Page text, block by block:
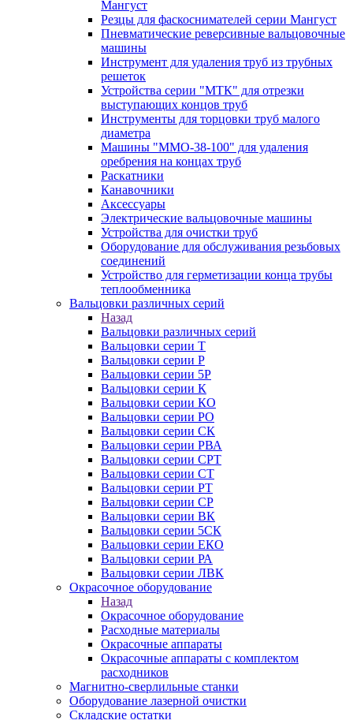
Мангуст
Резцы для фаскоснимателей серии Мангуст
Пневматические реверсивные вальцовочные
машины
Инструмент для удаления труб из трубных
решеток
Устройства серии "МТК" для отрезки
выступающих концов труб
Инструменты для торцовки труб малого
диаметра
Машины "ММО-38-100" для удаления
оребрения на концах труб
Раскатники
Канавочники
Аксессуары
Электрические вальцовочные машины
Устройства для очистки труб
Оборудование для обслуживания резьбовых
соединений
Устройство для герметизации конца трубы
теплообменника
Вальцовки различных серий
Назад
Вальцовки различных серий
Вальцовки серии Т
Вальцовки серии Р
Вальцовки серии 5Р
Вальцовки серии К
Вальцовки серии КО
Вальцовки серии РО
Вальцовки серии СК
Вальцовки серии РВА
Вальцовки серии СРТ
Вальцовки серии СТ
Вальцовки серии РТ
Вальцовки серии СР
Вальцовки серии ВК
Вальцовки серии 5СК
Вальцовки серии ЕКО
Вальцовки серии РА
Вальцовки серии ЛВК
Окрасочное оборудование
Назад
Окрасочное оборудование
Расходные материалы
Окрасочные аппараты
Окрасочные аппараты с комплектом
расходников
Магнитно-сверлильные станки
Оборудование лазерной очистки
Складские остатки